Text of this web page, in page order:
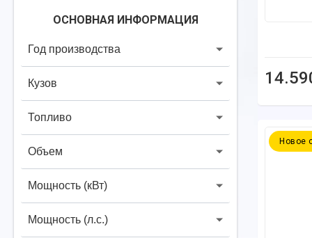
ОСНОВНАЯ ИНФОРМАЦИЯ
Год производства
Кузов
Топливо
Объем
Мощность (кВт)
Мощность (л.с.)
Новое